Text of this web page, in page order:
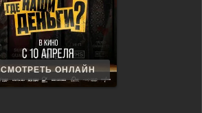
СМОТРЕТЬ ОНЛАЙН